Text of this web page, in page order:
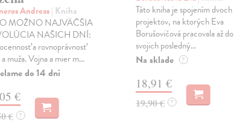
Andreas| Kniha
MOŽNO NAJVÄČŠIA
NAŠICH DNÍ:
a rovnoprávnosť
muža. Vojna a mier m...
do 14 dní
€
€ ?
Táto kniha je spojením dvoch
projektov, na ktorých Eva
Borušovičová pracovala až do
svojich posledný...
Na sklade ?
18,91 €
19,90 € ?